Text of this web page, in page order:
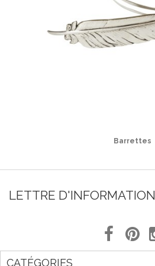
Barrettes
LETTRE
CATÉGORIES